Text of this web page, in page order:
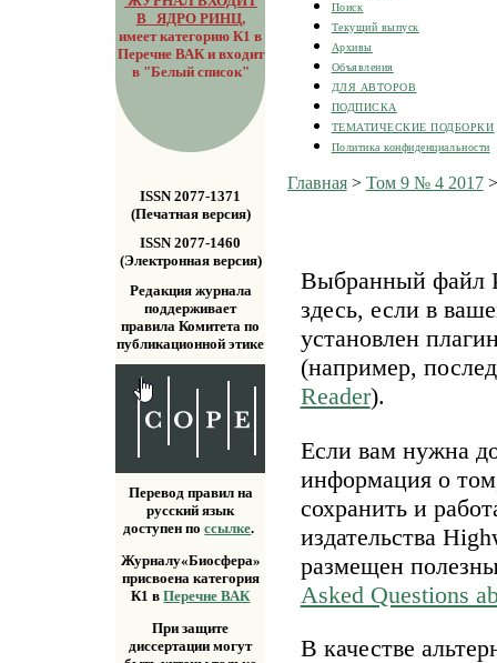
В ЯДРО РИНЦ,
имеет категорию К1 в
Перечне ВАК и входит
в "Белый список"
ISSN 2077-1371
(Печатная версия)
ISSN 2077-1460
(Электронная версия)
Редакция журнала
поддерживает
правила Комитета по
публикационной этике
Перевод правил на
русский язык
доступен поссылке.
Журналу«Биосфера»
присвоена категория
К1 вПеречне ВАК
При защите
диссертации могут
Поиск
Текущий выпуск
Архивы
Объявления
ДЛЯ АВТОРОВ
ПОДПИСКА
ТЕМАТИЧЕСКИЕ ПОДБОРКИ
Политика конфиденциальности
Главная> Том 9 № 4 2017
Выбранный файл
здесь, если в
установлен
(например,
Reader).
Если вам нужна
информация о
сохранить и
издательства
размещен
Asked Questions
В качестве